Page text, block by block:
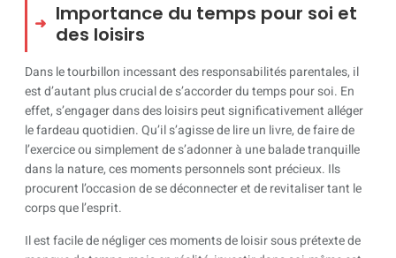
Importance du temps pour soi et
des loisirs
Dans le tourbillon incessant des responsabilités parentales, il
est d’autant plus crucial de s’accorder du temps pour soi. En
effet, s’engager dans des loisirs peut significativement alléger
le fardeau quotidien. Qu’il s’agisse de lire un livre, de faire de
l’exercice ou simplement de s’adonner à une balade tranquille
dans la nature, ces moments personnels sont précieux. Ils
procurent l’occasion de se déconnecter et de revitaliser tant le
corps que l’esprit.
Il est facile de négliger ces moments de loisir sous prétexte de